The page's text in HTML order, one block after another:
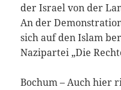
der Israel von der
An der
sich auf den Islam
Nazipartei „Die
Bochum – Auch hier